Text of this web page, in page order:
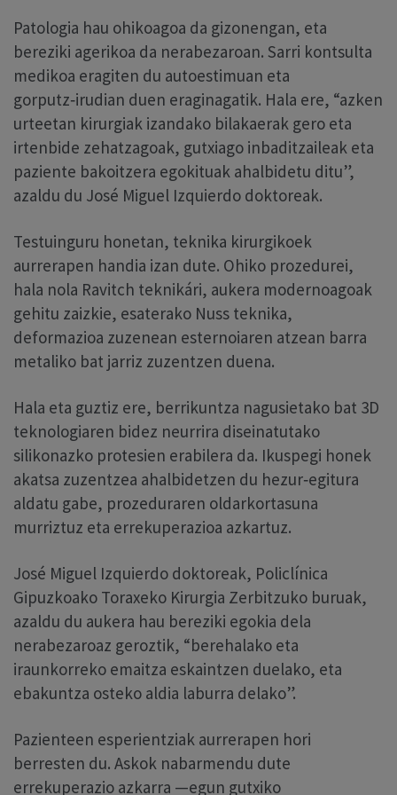
Patologia hau ohikoagoa da gizonengan, eta
bereziki agerikoa da nerabezaroan. Sarri kontsulta
medikoa eragiten du autoestimuan eta
gorputz‑irudian duen eraginagatik. Hala ere, “azken
urteetan kirurgiak izandako bilakaerak gero eta
irtenbide zehatzagoak, gutxiago inbaditzaileak eta
paziente bakoitzera egokituak ahalbidetu ditu”,
azaldu du José Miguel Izquierdo doktoreak.
Testuinguru honetan, teknika kirurgikoek
aurrerapen handia izan dute. Ohiko prozedurei,
hala nola Ravitch teknikári, aukera modernoagoak
gehitu zaizkie, esaterako Nuss teknika,
deformazioa zuzenean esternoiaren atzean barra
metaliko bat jarriz zuzentzen duena.
Hala eta guztiz ere, berrikuntza nagusietako bat 3D
teknologiaren bidez neurrira diseinatutako
silikonazko protesien erabilera da. Ikuspegi honek
akatsa zuzentzea ahalbidetzen du hezur‑egitura
aldatu gabe, prozeduraren oldarkortasuna
murriztuz eta errekuperazioa azkartuz.
José Miguel Izquierdo doktoreak, Policlínica
Gipuzkoako Toraxeko Kirurgia Zerbitzuko buruak,
azaldu du aukera hau bereziki egokia dela
nerabezaroaz geroztik, “berehalako eta
iraunkorreko emaitza eskaintzen duelako, eta
ebakuntza osteko aldia laburra delako”.
Pazienteen esperientziak aurrerapen hori
berresten du. Askok nabarmendu dute
errekuperazio azkarra —egun gutxiko